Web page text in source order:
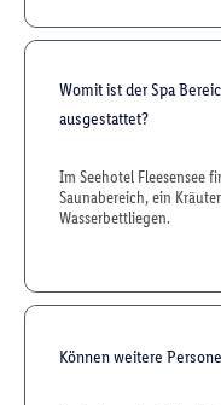
Womit ist der Spa
ausgestattet?
Im Seehotel Fleesensee
Saunabereich, ein
Wasserbettliegen.
Können weitere